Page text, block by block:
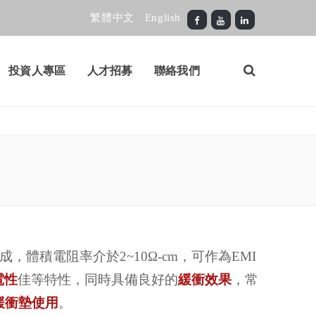
繁體中文 English
投資人專區 人才招募 聯絡我們
，體積電阻率介於2~10Ω-cm，可作為EMI
性佳等特性，同時具備良好的緩衝效果 ，常
衝墊使用 。